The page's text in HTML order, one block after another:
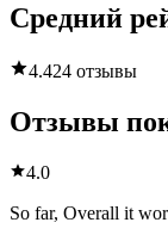
Средний
4.424 отзывы
Отзывы
4.0
So far, Overall it